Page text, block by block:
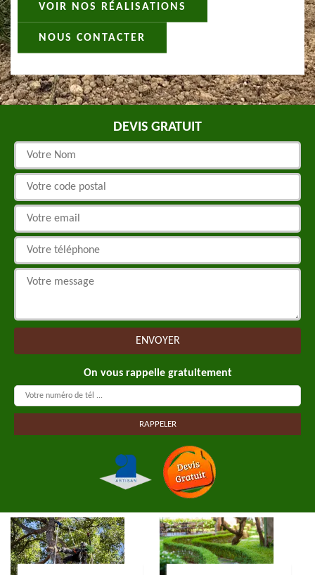
VOIR NOS RÉALISATIONS
NOUS CONTACTER
DEVIS GRATUIT
On vous rappelle gratuitement